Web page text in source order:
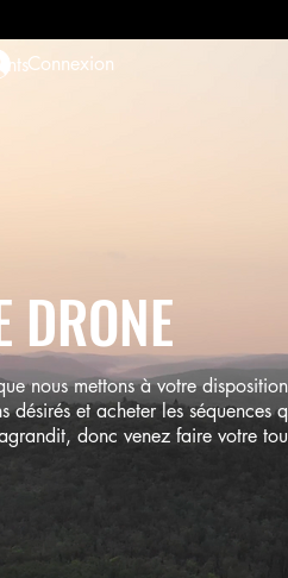
Connexion
DRONE
nous mettons à votre
désirés et acheter les séquences
donc venez faire votre